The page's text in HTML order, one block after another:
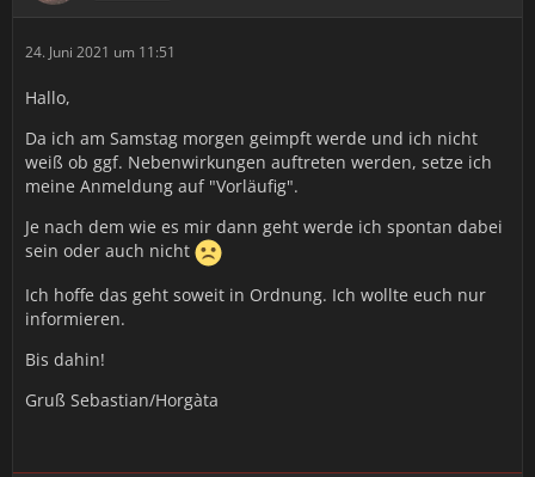
24. Juni 2021 um 11:51
Hallo,
Da ich am Samstag morgen geimpft werde und ich nicht
weiß ob ggf. Nebenwirkungen auftreten werden, setze ich
meine Anmeldung auf "Vorläufig".
Je nach dem wie es mir dann geht werde ich spontan dabei
sein oder auch nicht
Ich hoffe das geht soweit in Ordnung. Ich wollte euch nur
informieren.
Bis dahin!
Gruß Sebastian/Horgàta